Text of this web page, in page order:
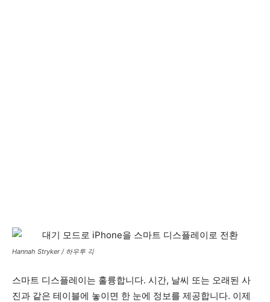
Hannah Stryker / 하우투 긱
스마트 디스플레이는 훌륭합니다. 시간, 날씨 또는 오래된 사
진과 같은 테이블에 놓이면 한 눈에 정보를 제공합니다. 이제